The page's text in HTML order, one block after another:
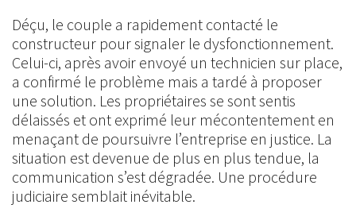
Déçu, le couple a rapidement contacté le
constructeur pour signaler le dysfonctionnement.
Celui-ci, après avoir envoyé un technicien sur place,
a confirmé le problème mais a tardé à proposer
une solution. Les propriétaires se sont sentis
délaissés et ont exprimé leur mécontentement en
menaçant de poursuivre l’entreprise en justice. La
situation est devenue de plus en plus tendue, la
communication s’est dégradée. Une procédure
judiciaire semblait inévitable.